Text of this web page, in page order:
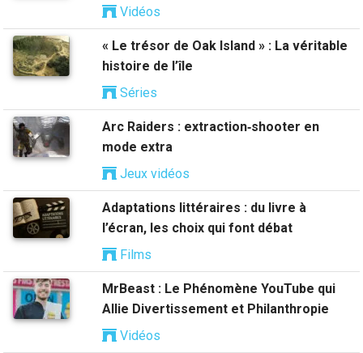
Vidéos
« Le trésor de Oak Island » : La véritable
histoire de l’île
Séries
Arc Raiders : extraction‑shooter en
mode extra
Jeux vidéos
Adaptations littéraires : du livre à
l’écran, les choix qui font débat
Films
MrBeast : Le Phénomène YouTube qui
Allie Divertissement et Philanthropie
Vidéos